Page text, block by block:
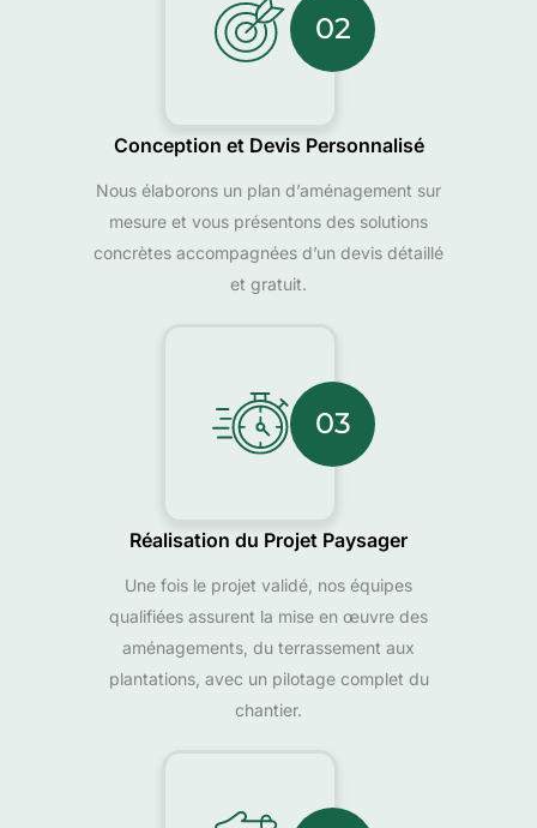
02
Conception et Devis Personnalisé
Nous élaborons un plan d’aménagement sur
mesure et vous présentons des solutions
concrètes accompagnées d’un devis détaillé
et gratuit.
03
Réalisation du Projet Paysager
Une fois le projet validé, nos équipes
qualifiées assurent la mise en œuvre des
aménagements, du terrassement aux
plantations, avec un pilotage complet du
chantier.